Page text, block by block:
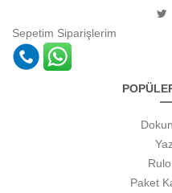
Sepetim Siparişlerim
Paket